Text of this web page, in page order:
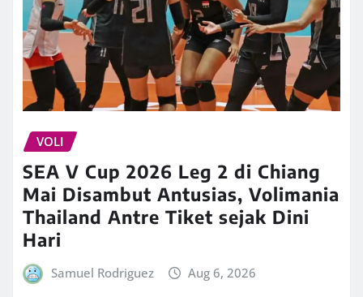
VOLI
SEA V Cup 2026 Leg 2 di Chiang
Mai Disambut Antusias, Volimania
Thailand Antre Tiket sejak Dini
Hari
Samuel Rodriguez Aug 6, 2026